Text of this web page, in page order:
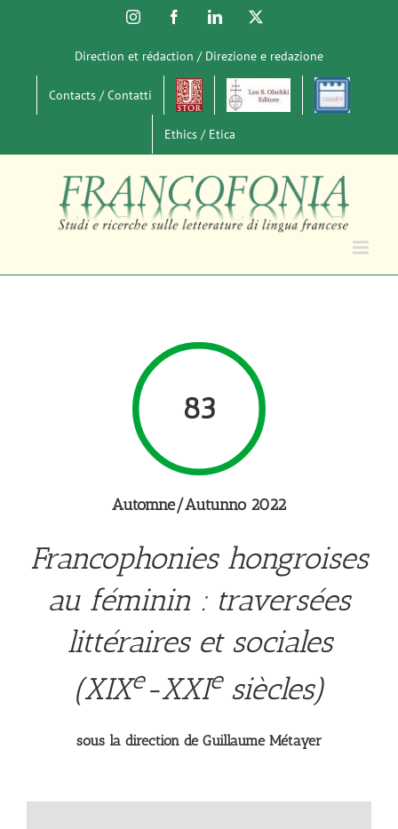
InstagramFacebookLinkedIn
Direction et rédaction / Direzione e redazione
Contacts / Contatti
Ethics / Etica
83
Automne/Autunno 2022
Francophonies hongroises
au féminin : traversées
littéraires et sociales
(XIXe-XXIesiècles)
sous la direction de Guillaume Métayer